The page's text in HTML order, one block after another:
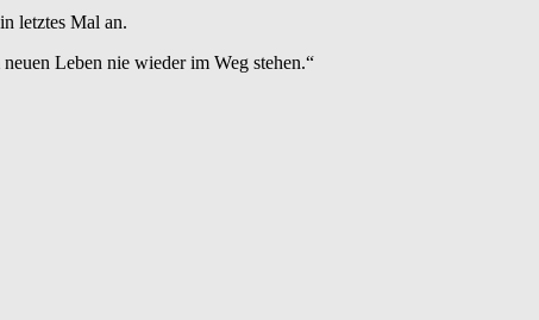
letztes Mal an.
Leben nie wieder im Weg stehen.“